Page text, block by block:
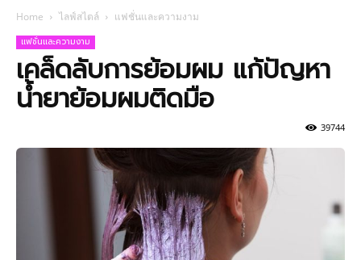
Home ไลฟ์สไตล์ แฟชั่นและความงาม
แฟชั่นและความงาม
เคล็ดลับการย้อมผม แก้ปัญหา
น้ำยาย้อมผมติดมือ
39744